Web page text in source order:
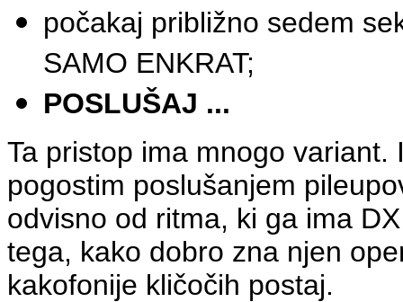
počakaj približno sedem
SAMO ENKRAT;
POSLUŠAJ ...
Ta pristop ima mnogo
pogostim poslušanjem
odvisno od ritma, ki ga ima
tega, kako dobro zna njen
kakofonije kličočih postaj.